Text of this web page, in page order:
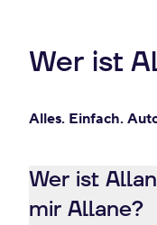
Wer ist
Alles. Einfach.
Wer ist
mir Allane?